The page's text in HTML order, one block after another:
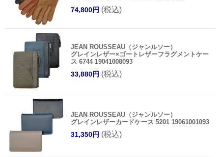
74,800円 (税込)
JEAN ROUSSEAU（ジャンルソー）
グレインレザー×ゴートレザーフラグメントケー
ス 6744 19041008093
33,880円 (税込)
JEAN ROUSSEAU（ジャンルソー）
グレインレザーカードケース 5201 19061001093
31,350円 (税込)